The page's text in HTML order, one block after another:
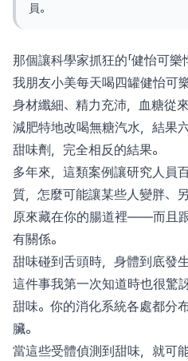
員。
那個讓科學家抓狂的「健怡可樂
我朋友小美每天喝四罐健怡可
身材纖細、精力充沛，血糖從
減肥特地改喝無糖汽水，結果
甜味劑，完全相反的結果。
多年來，這類案例讓研究人員
質，怎麼可能讓某些人變胖、
原來藏在你的腸道裡——而且
有關係。
甜味碰到舌頭時，身體到底發
這件事我第一次知道時也很驚
甜味。你的消化系統各處都分
臟。
當這些受體偵測到甜味，就可